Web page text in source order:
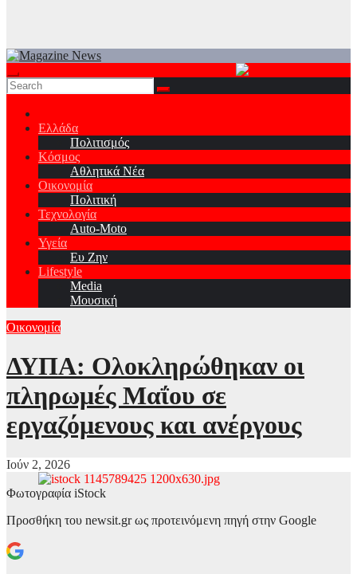
Ελλάδα
Πολιτισμός
Κόσμος
Αθλητικά Νέα
Οικονομία
Πολιτική
Τεχνολογία
Auto-Moto
Υγεία
Ευ Ζην
Lifestyle
Media
Μουσική
Οικονομία
ΔΥΠΑ: Ολοκληρώθηκαν οι
πληρωμές Μαΐου σε
εργαζόμενους και ανέργους
Ιούν 2, 2026
Φωτογραφία iStock
Προσθήκη του newsit.gr ως προτεινόμενη πηγή στην Google